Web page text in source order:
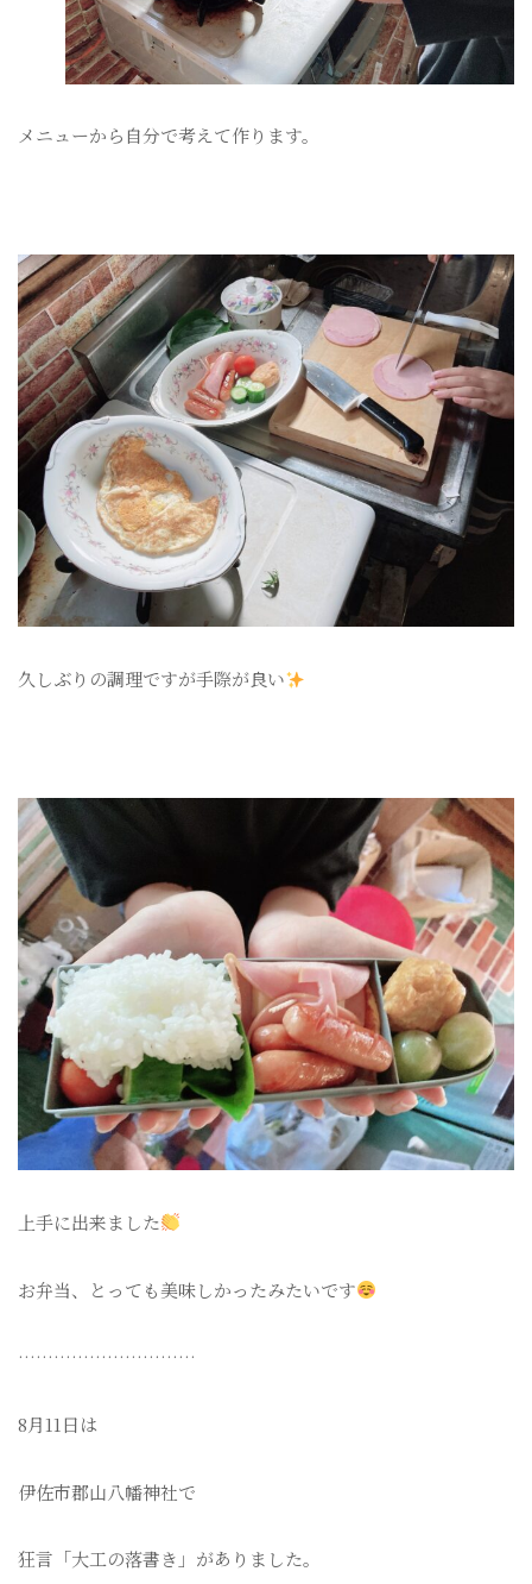
メニューから自分で考えて作ります。
久しぶりの調理ですが手際が良い
上手に出来ました
お弁当、とっても美味しかったみたいです
…………………………
8月11日は
伊佐市郡山八幡神社で
狂言「大工の落書き」がありました。